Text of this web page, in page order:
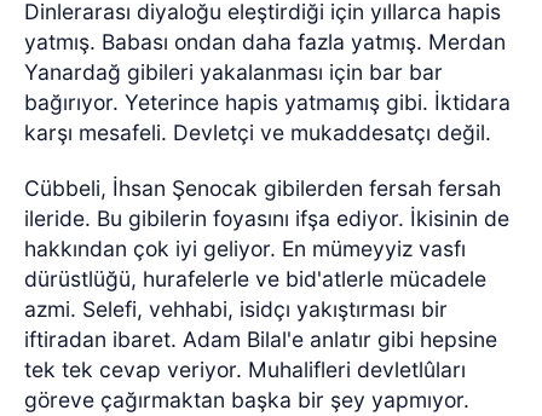
Dinlerarası diyaloğu eleştirdiği için yıllarca hapis
yatmış. Babası ondan daha fazla yatmış. Merdan
Yanardağ gibileri yakalanması için bar bar
bağırıyor. Yeterince hapis yatmamış gibi. İktidara
karşı mesafeli. Devletçi ve mukaddesatçı değil.
Cübbeli, İhsan Şenocak gibilerden fersah fersah
ileride. Bu gibilerin foyasını ifşa ediyor. İkisinin de
hakkından çok iyi geliyor. En mümeyyiz vasfı
dürüstlüğü, hurafelerle ve bid'atlerle mücadele
azmi. Selefi, vehhabi, isidçı yakıştırması bir
iftiradan ibaret. Adam Bilal'e anlatır gibi hepsine
tek tek cevap veriyor. Muhalifleri devletlûları
göreve çağırmaktan başka bir şey yapmıyor.